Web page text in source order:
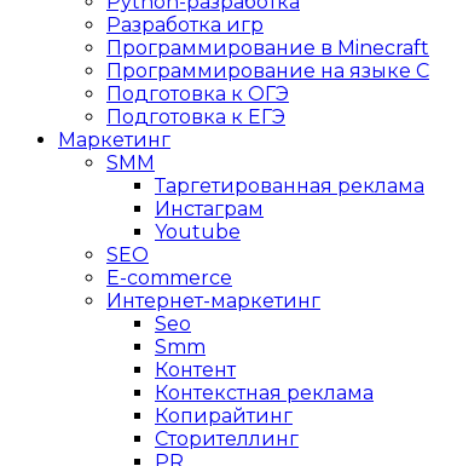
Разработка игр
Программирование в Minecraft
Программирование на языке C
Подготовка к ОГЭ
Подготовка к ЕГЭ
Маркетинг
SMM
Таргетированная реклама
Инстаграм
Youtube
SEO
E-сommerce
Интернет-маркетинг
Seo
Smm
Контент
Контекстная реклама
Копирайтинг
Сторителлинг